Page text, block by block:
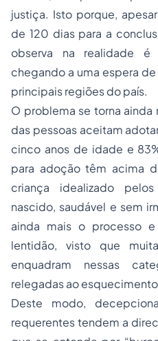
justiça. Isto porque,
de 120 dias para a
observa na realidade é
chegando a uma espera
principais regiões do país.
O problema se torna ainda
das pessoas aceitam
cinco anos de idade e
para adoção têm acima
criança idealizado
nascido, saudável e sem
ainda mais o processo
lentidão, visto que
enquadram nessas
relegadas ao
Deste modo,
requerentes tendem a